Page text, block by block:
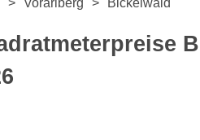
Vorarlberg Bickelwald